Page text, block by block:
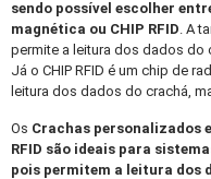
sendo possível escolher
magnética ou CHIP RFID. A
permite a leitura dos dados do
Já o CHIP RFID é um chip de
leitura dos dados do crachá,
Os Crachas personalizados
RFID são ideais para
pois permitem a leitura dos